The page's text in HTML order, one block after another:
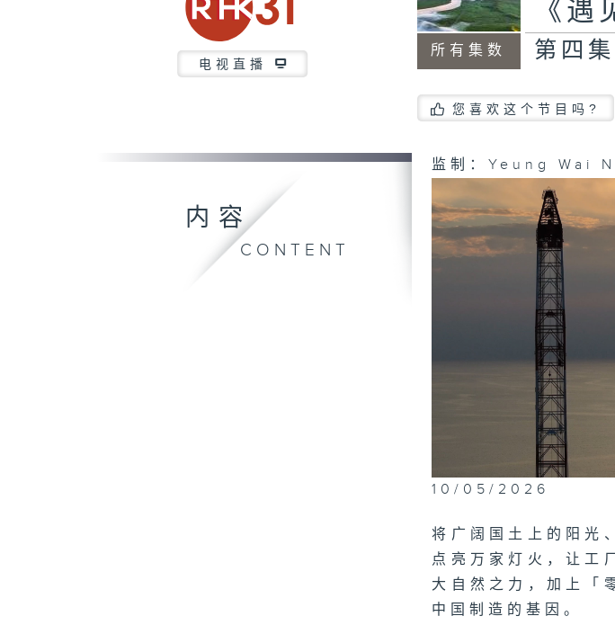
电视直播
所有集数
《遇
第四
您喜欢这个节目吗?
内容
CONTENT
监制：Yeung Wai
10/05/2026
将广阔国土上的阳光
点亮万家灯火，让工
大自然之力，加上「
中国制造的基因。